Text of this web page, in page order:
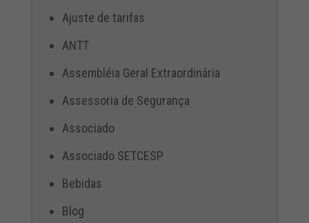
Ajuste de tarifas
ANTT
Assembléia Geral Extraordinária
Assessoria de Segurança
Associado
Associado SETCESP
Bebidas
Blog